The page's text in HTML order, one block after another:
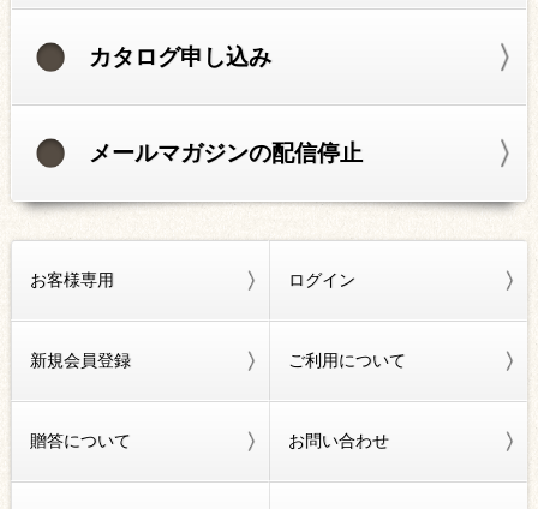
カタログ申し込み
メールマガジンの配信停止
お客様専用 ログイン
新規会員登録 ご利用について
贈答について お問い合わせ